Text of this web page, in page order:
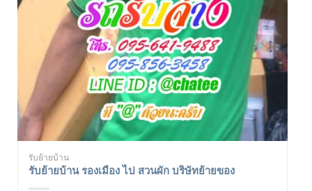
รับย้ายบ้าน
รับย้ายบ้าน รองเมือง ไป สวนผัก บริษัทย้ายของ